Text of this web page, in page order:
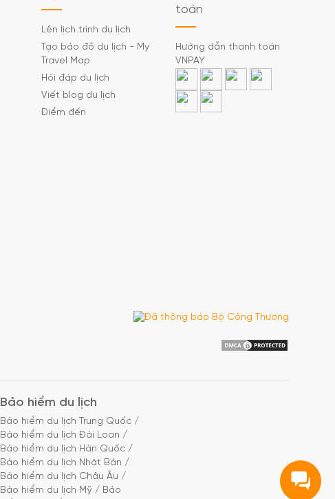
Lên lịch trình du lịch
Tạo bảo đồ du lịch - My
Travel Map
Hỏi đáp du lịch
Viết blog du lịch
Điểm đến
toán
Hướng dẫn thanh toán
VNPAY
Bảo hiểm du lịch
Bảo hiểm du lịch Trung Quốc /
Bảo hiểm du lịch Đài Loan /
Bảo hiểm du lịch Hàn Quốc /
Bảo hiểm du lịch Nhật Bản /
Bảo hiểm du lịch Châu Âu /
Bảo hiểm du lịch Mỹ / Bảo